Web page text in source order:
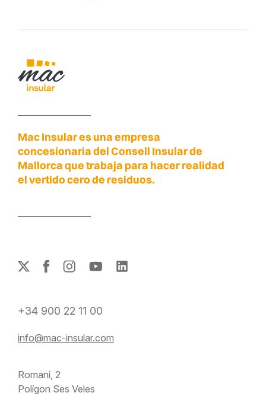
Mac Insular es una empresa
concesionaria del Consell Insular de
Mallorca que trabaja para hacer realidad
el vertido cero de residuos.
+34 900 22 11 00
info@mac-insular.com
Romaní, 2
Polígon Ses Veles